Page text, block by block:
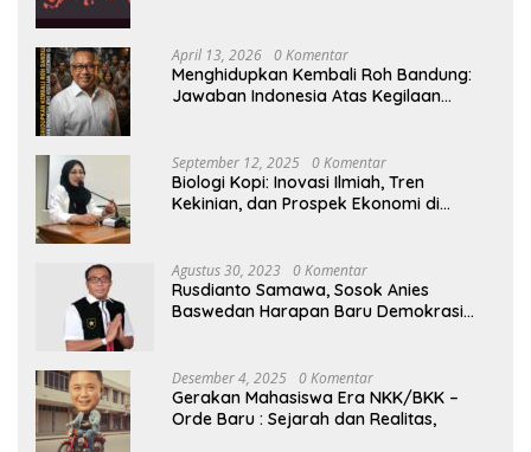
April 13, 2026 0 Komentar
Menghidupkan Kembali Roh Bandung:
Jawaban Indonesia Atas Kegilaan
September 12, 2025 0 Komentar
Biologi Kopi: Inovasi Ilmiah, Tren
Kekinian, dan Prospek Ekonomi di
Agustus 30, 2023 0 Komentar
Rusdianto Samawa, Sosok Anies
Baswedan Harapan Baru Demokrasi
Desember 4, 2025 0 Komentar
Gerakan Mahasiswa Era NKK/BKK –
Orde Baru : Sejarah dan Realitas,